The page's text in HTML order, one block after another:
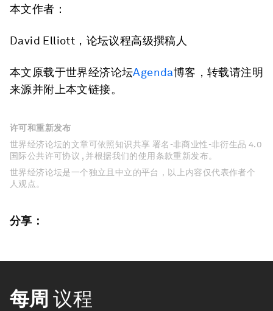
本文作者：
David Elliott，论坛议程高级撰稿人
本文原载于世界经济论坛Agenda博客，转载请注明
来源并附上本文链接。
许可和重新发布
世界经济论坛的文章可依照知识共享 署名-非商业性-非衍生品 4.0
国际公共许可协议 , 并根据我们的使用条款重新发布。
世界经济论坛是一个独立且中立的平台，以上内容仅代表作者个
人观点。
分享：
每周 议程